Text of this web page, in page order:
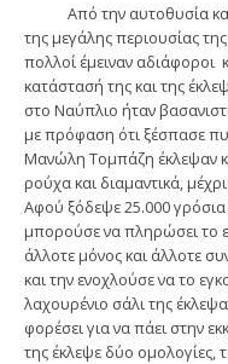
Από την αυτοθυσία και
της μεγάλης περιουσίας
πολλοί έμειναν αδιάφοροι
κατάστασή της και της
στο Ναύπλιο ήταν
με πρόφαση ότι ξέσπασε
Μανώλη Τομπάζη έκλεψαν
ρούχα και διαμαντικά,
Αφού ξόδεψε 25.000
μπορούσε να πληρώσει το
άλλοτε μόνος και άλλοτε
και την ενοχλούσε να το
λαχουρένιο σάλι της
φορέσει για να πάει στην
της έκλεψε δύο ομολογίες,